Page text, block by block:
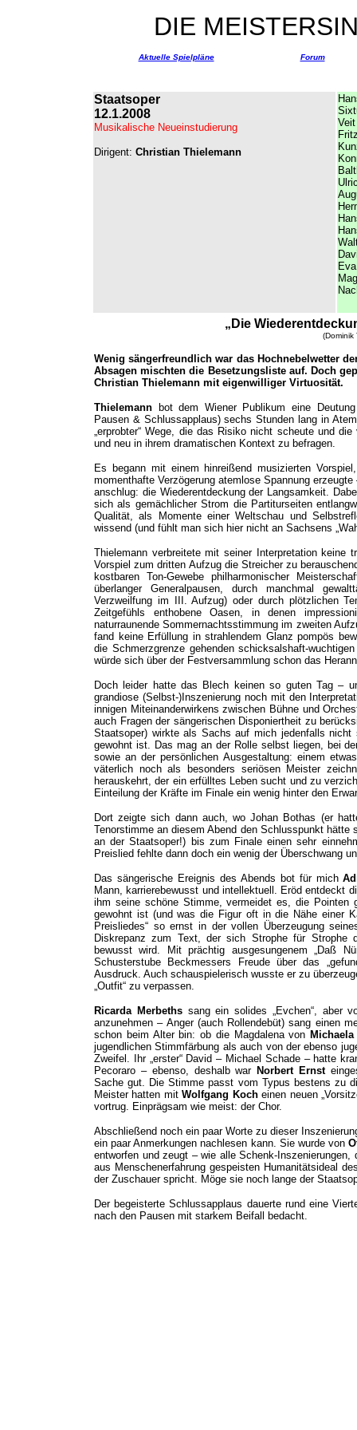
DIE
Aktuelle Spielpläne Forum
Staatsoper
12.1.2008
Musikalische Neueinstudierung
Dirigent: Christian Thielemann
Eva
„Die
(Dominik
Wenig sängerfreundlich war das Hochnebelwetter
Absagen mischten die Besetzungsliste auf. Doch
Christian Thielemann mit eigenwilliger Virtuosität.
Thielemann bot dem Wiener Publikum eine
Pausen & Schlussapplaus) sechs Stunden lang in
„erprobter“ Wege, die das Risiko nicht scheute und
und neu in ihrem dramatischen Kontext zu befragen.
Es begann mit einem hinreißend musizierten
momenthafte Verzögerung atemlose Spannung
anschlug: die Wiederentdeckung der Langsamkeit.
sich als gemächlicher Strom die Partiturseiten
Qualität, als Momente einer Weltschau und
wissend (und fühlt man sich hier nicht an Sachsens
Thielemann verbreitete mit seiner Interpretation keine
Vorspiel zum dritten Aufzug die Streicher zu
kostbaren Ton-Gewebe philharmonischer
überlanger Generalpausen, durch manchmal
Verzweilfung im III. Aufzug) oder durch plötzlichen
Zeitgefühls enthobene Oasen, in denen
naturraunende Sommernachtsstimmung im zweiten
fand keine Erfüllung in strahlendem Glanz pompös
die Schmerzgrenze gehenden schicksalshaft-
würde sich über der Festversammlung schon das
Doch leider hatte das Blech keinen so guten Tag –
grandiose (Selbst-)Inszenierung noch mit den
innigen Miteinanderwirkens zwischen Bühne und
auch Fragen der sängerischen Disponiertheit zu
Staatsoper) wirkte als Sachs auf mich jedenfalls
gewohnt ist. Das mag an der Rolle selbst liegen, bei
sowie an der persönlichen Ausgestaltung: einem
väterlich noch als besonders seriösen Meister
herauskehrt, der ein erfülltes Leben sucht und zu
Einteilung der Kräfte im Finale ein wenig hinter den
Dort zeigte sich dann auch, wo Johan Bothas (er
Tenorstimme an diesem Abend den Schlusspunkt
an der Staatsoper!) bis zum Finale einen sehr
Preislied fehlte dann doch ein wenig der Überschwang
Das sängerische Ereignis des Abends bot für mich
Mann, karrierebewusst und intellektuell. Eröd entdeckt
ihm seine schöne Stimme, vermeidet es, die Pointen
gewohnt ist (und was die Figur oft in die Nähe einer
Preisliedes“ so ernst in der vollen Überzeugung
Diskrepanz zum Text, der sich Strophe für Strophe
bewusst wird. Mit prächtig ausgesungenem „Daß
Schusterstube Beckmessers Freude über das
Ausdruck. Auch schauspielerisch wusste er zu
„Outfit“ zu verpassen.
Ricarda Merbeths sang ein solides „Evchen“, aber
anzunehmen – Anger (auch Rollendebüt) sang einen
schon beim Alter bin: ob die Magdalena von
jugendlichen Stimmfärbung als auch von der ebenso
Zweifel. Ihr „erster“ David – Michael Schade – hatte
Pecoraro – ebenso, deshalb war Norbert Ernst
Sache gut. Die Stimme passt vom Typus bestens zu
Meister hatten mitWolfgang Kocheinen neuen
vortrug. Einprägsam wie meist: der Chor.
Abschließend noch ein paar Worte zu dieser
ein paar Anmerkungen nachlesen kann. Sie wurde von
entworfen und zeugt – wie alle Schenk-
aus Menschenerfahrung gespeisten Humanitätsideal
der Zuschauer spricht. Möge sie noch lange der
Der begeisterte Schlussapplaus dauerte rund eine
nach den Pausen mit starkem Beifall bedacht.